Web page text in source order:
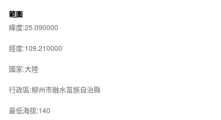
範圍
緯度:25.090000
經度:109.210000
國家:大陸
行政區:柳州市融水苗族自治縣
最低海拔:140